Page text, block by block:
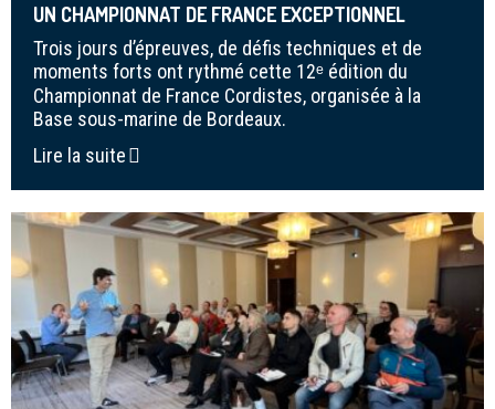
UN CHAMPIONNAT DE FRANCE EXCEPTIONNEL
Trois jours d’épreuves, de défis techniques et de
moments forts ont rythmé cette 12ᵉ édition du
Championnat de France Cordistes, organisée à la
Base sous-marine de Bordeaux.
Lire la suite